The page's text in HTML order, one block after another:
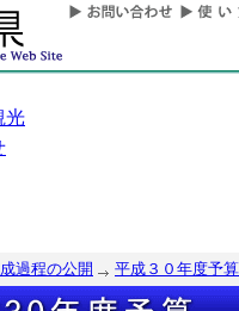
光
過程の公開 平成３０年度予算